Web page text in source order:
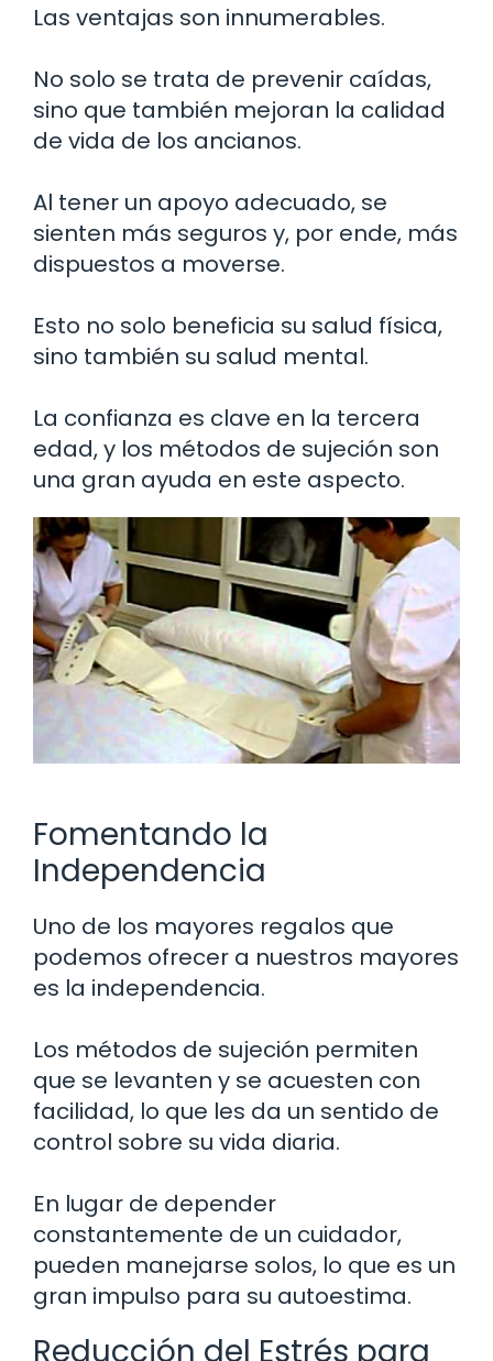
Las ventajas son innumerables.
No solo se trata de prevenir caídas,
sino que también mejoran la calidad
de vida de los ancianos.
Al tener un apoyo adecuado, se
sienten más seguros y, por ende, más
dispuestos a moverse.
Esto no solo beneficia su salud física,
sino también su salud mental.
La confianza es clave en la tercera
edad, y los métodos de sujeción son
una gran ayuda en este aspecto.
Fomentando la
Independencia
Uno de los mayores regalos que
podemos ofrecer a nuestros mayores
es la independencia.
Los métodos de sujeción permiten
que se levanten y se acuesten con
facilidad, lo que les da un sentido de
control sobre su vida diaria.
En lugar de depender
constantemente de un cuidador,
pueden manejarse solos, lo que es un
gran impulso para su autoestima.
Reducción del Estrés para